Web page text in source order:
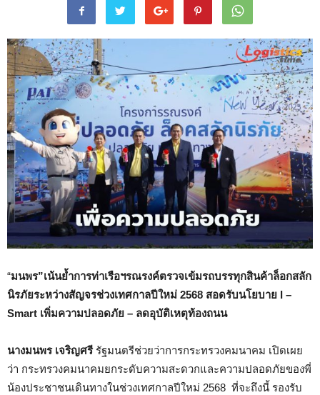
“มนพร”เน้นย้ำการท่าเรือฯรณรงค์ตรวจเข้มรถบรรทุกสินค้าล็อกสลัก
นิรภัยระหว่างสัญจรช่วงเทศกาลปีใหม่ 2568 สอดรับนโยบาย I –
Smart เพิ่มความปลอดภัย – ลดอุบัติเหตุท้องถนน
นางมนพร เจริญศรีรัฐมนตรีช่วยว่าการกระทรวงคมนาคม เปิดเผย
ว่า กระทรวงคมนาคมยกระดับความสะดวกและความปลอดภัยของพี่
น้องประชาชนเดินทางในช่วงเทศกาลปีใหม่ 2568 ที่จะถึงนี้ รองรับ